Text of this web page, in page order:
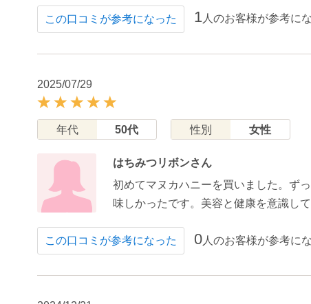
この口コミが参考になった 1 人のお客様が参考に
2025/07/29
年代 50代 性別 女性
はちみつリボンさん
初めてマヌカハニーを買いました。ず
味しかったです。美容と健康を意識し
この口コミが参考になった 0人のお客様が参考に